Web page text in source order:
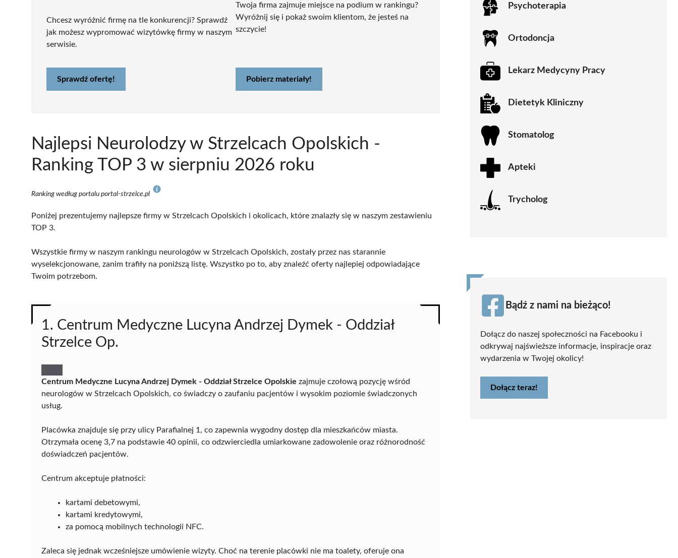
Chcesz wyróżnić firmę na tle konkurencji? Sprawdź
jak możesz wypromować wizytówkę firmy w naszym
serwisie.
Sprawdź ofertę!
Twoja firma zajmuje miejsce na podium w rankingu?
Wyróżnij się i pokaż swoim klientom, że jesteś na
szczycie!
Pobierz materiały!
Najlepsi Neurolodzy w Strzelcach Opolskich -
Ranking TOP 3 w sierpniu 2026 roku
Ranking według portalu portal-strzelce.pl
Poniżej prezentujemy najlepsze firmy w Strzelcach Opolskich i okolicach, które znalazły się w naszym zestawieniu
TOP 3.
Wszystkie firmy w naszym rankingu neurologów w Strzelcach Opolskich, zostały przez nas starannie
wyselekcjonowane, zanim trafiły na poniższą listę. Wszystko po to, aby znaleźć oferty najlepiej odpowiadające
Twoim potrzebom.
1. Centrum Medyczne Lucyna Andrzej Dymek - Oddział
Strzelce Op.
Centrum Medyczne Lucyna Andrzej Dymek - Oddział Strzelce Opolskie zajmuje czołową pozycję wśród
neurologów w Strzelcach Opolskich, co świadczy o zaufaniu pacjentów i wysokim poziomie świadczonych
usług.
Placówka znajduje się przy ulicy Parafialnej 1, co zapewnia wygodny dostęp dla mieszkańców miasta.
Otrzymała ocenę 3,7 na podstawie 40 opinii, co odzwierciedla umiarkowane zadowolenie oraz różnorodność
doświadczeń pacjentów.
Centrum akceptuje płatności:
kartami debetowymi,
kartami kredytowymi,
za pomocą mobilnych technologii NFC.
Zaleca się jednak wcześniejsze umówienie wizyty. Choć na terenie placówki nie ma toalety, oferuje ona
Psychoterapia
Ortodoncja
Lekarz Medycyny Pracy
Dietetyk Kliniczny
Stomatolog
Apteki
Trycholog
Bądź z nami na bieżąco!
Dołącz do naszej społeczności na Facebooku i
odkrywaj najświeższe informacje, inspiracje oraz
wydarzenia w Twojej okolicy!
Dołącz teraz!